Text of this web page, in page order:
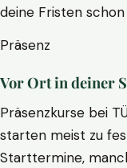
deine Fristen schon
Präsenz
Vor Ort in deiner
Präsenzkurse bei
starten meist zu
Starttermine,